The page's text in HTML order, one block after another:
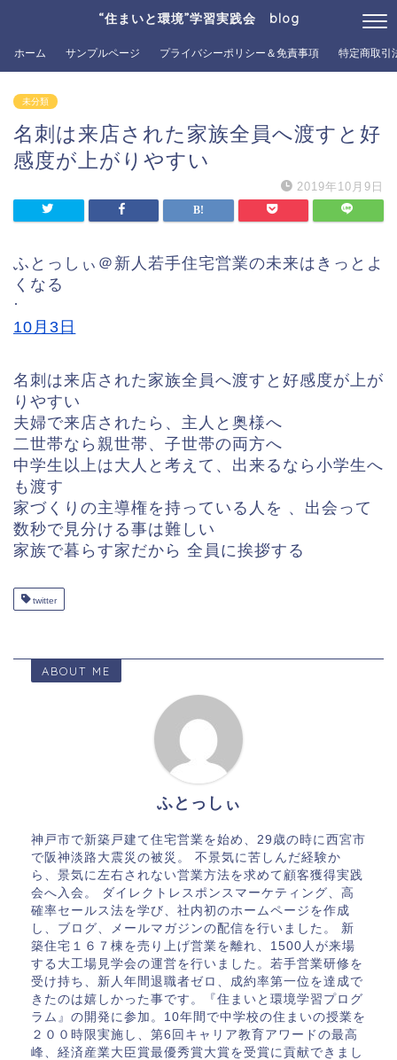
“住まいと環境”学習実践会 blog
ホーム サンプルページ プライバシーポリシー＆免責事項 特定商取引
未分類
名刺は来店された家族全員へ渡すと好
感度が上がりやすい
2019年10月9日
ふとっしぃ＠新人若手住宅営業の未来はきっとよ
くなる
·
10月3日
名刺は来店された家族全員へ渡すと好感度が上が
りやすい
夫婦で来店されたら、主人と奥様へ
二世帯なら親世帯、子世帯の両方へ
中学生以上は大人と考えて、出来るなら小学生へ
も渡す
家づくりの主導権を持っている人を 、出会って
数秒で見分ける事は難しい
家族で暮らす家だから 全員に挨拶する
twitter
ABOUT ME
ふとっしぃ
神戸市で新築戸建て住宅営業を始め、29歳の時に西宮市
で阪神淡路大震災の被災。 不景気に苦しんだ経験か
ら、景気に左右されない営業方法を求めて顧客獲得実践
会へ入会。 ダイレクトレスポンスマーケティング、高
確率セールス法を学び、社内初のホームページを作成
し、ブログ、メールマガジンの配信を行いました。 新
築住宅１６７棟を売り上げ営業を離れ、1500人が来場
する大工場見学会の運営を行いました。若手営業研修を
受け持ち、新人年間退職者ゼロ、成約率第一位を達成で
きたのは嬉しかった事です。『住まいと環境学習プログ
ラム』の開発に参加。10年間で中学校の住まいの授業を
２００時限実施し、第6回キャリア教育アワードの最高
峰、経済産業大臣賞最優秀賞大賞を受賞に貢献できまし